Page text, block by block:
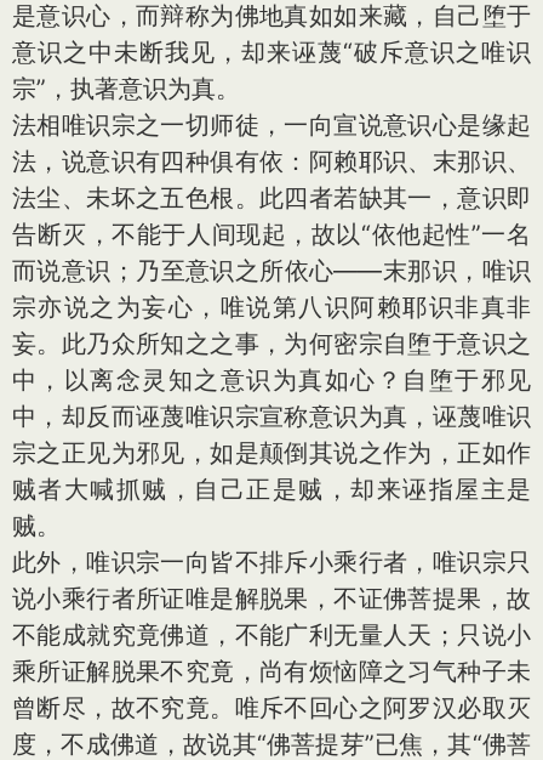
是意识心，而辩称为佛地真如如来藏，自己堕于
意识之中未断我见，却来诬蔑“破斥意识之唯识
宗”，执著意识为真。
法相唯识宗之一切师徒，一向宣说意识心是缘起
法，说意识有四种俱有依：阿赖耶识、末那识、
法尘、未坏之五色根。此四者若缺其一，意识即
告断灭，不能于人间现起，故以“依他起性”一名
而说意识；乃至意识之所依心——末那识，唯识
宗亦说之为妄心，唯说第八识阿赖耶识非真非
妄。此乃众所知之之事，为何密宗自堕于意识之
中，以离念灵知之意识为真如心？自堕于邪见
中，却反而诬蔑唯识宗宣称意识为真，诬蔑唯识
宗之正见为邪见，如是颠倒其说之作为，正如作
贼者大喊抓贼，自己正是贼，却来诬指屋主是
贼。
此外，唯识宗一向皆不排斥小乘行者，唯识宗只
说小乘行者所证唯是解脱果，不证佛菩提果，故
不能成就究竟佛道，不能广利无量人天；只说小
乘所证解脱果不究竟，尚有烦恼障之习气种子未
曾断尽，故不究竟。唯斥不回心之阿罗汉必取灭
度，不成佛道，故说其“佛菩提芽”已焦，其“佛菩